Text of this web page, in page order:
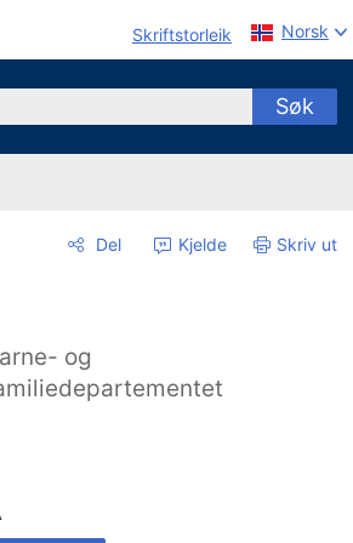
Skriftstorleik Norsk
Søk
Del Kjelde Skriv ut
og